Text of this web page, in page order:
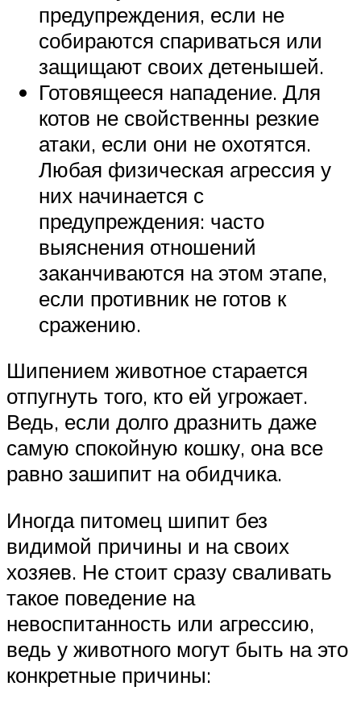
предупреждения, если не
собираются спариваться или
защищают своих детенышей.
Готовящееся нападение. Для
котов не свойственны резкие
атаки, если они не охотятся.
Любая физическая агрессия у
них начинается с
предупреждения: часто
выяснения отношений
заканчиваются на этом этапе,
если противник не готов к
сражению.
Шипением животное старается
отпугнуть того, кто ей угрожает.
Ведь, если долго дразнить даже
самую спокойную кошку, она все
равно зашипит на обидчика.
Иногда питомец шипит без
видимой причины и на своих
хозяев. Не стоит сразу сваливать
такое поведение на
невоспитанность или агрессию,
ведь у животного могут быть на это
конкретные причины: